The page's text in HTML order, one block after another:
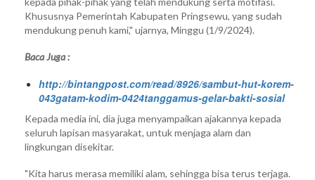
Khususnya Pemerintah Kabupaten Pringsewu, yang sudah
mendukung penuh kami," ujarnya, Minggu (1/9/2024).
Baca Juga :
http://bintangpost.com/read/8926/sambut-hut-korem-
043gatam-kodim-0424tanggamus-gelar-bakti-sosial
Kepada media ini, dia juga menyampaikan ajakannya kepada
seluruh lapisan masyarakat, untuk menjaga alam dan
lingkungan disekitar.
"Kita harus merasa memiliki alam, sehingga bisa terus terjaga.